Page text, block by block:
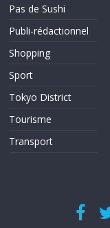
Pas de Sushi
Publi-rédactionnel
Shopping
Sport
Tokyo District
Tourisme
Transport